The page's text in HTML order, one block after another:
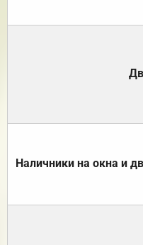
Наличники на окна и